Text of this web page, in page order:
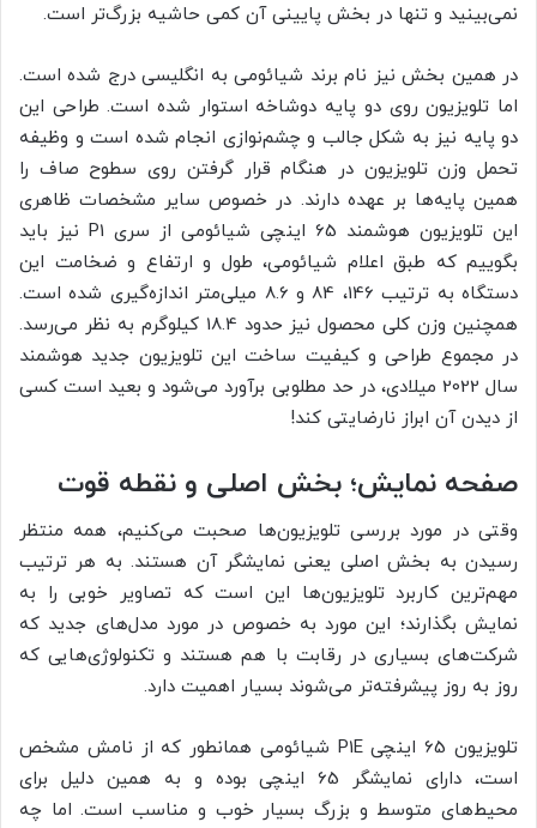
نمی‌بینید و تنها در بخش پایینی آن کمی حاشیه بزرگ‌تر است.
در همین بخش نیز نام برند شیائومی به انگلیسی درج شده است.
اما تلویزیون روی دو پایه دوشاخه استوار شده است. طراحی این
دو پایه نیز به شکل جالب و چشم‌نوازی انجام شده است و وظیفه
تحمل وزن تلویزیون در هنگام قرار گرفتن روی سطوح صاف را
همین پایه‌ها بر عهده دارند. در خصوص سایر مشخصات ظاهری
این تلویزیون هوشمند 65 اینچی شیائومی از سری P1 نیز باید
بگوییم که طبق اعلام شیائومی، طول و ارتفاع و ضخامت این
دستگاه به ترتیب 146، 84 و 8.6 میلی‌متر اندازه‌گیری شده است.
همچنین وزن کلی محصول نیز حدود 18.4 کیلوگرم به نظر می‌رسد.
در مجموع طراحی و کیفیت ساخت این تلویزیون جدید هوشمند
سال 2022 میلادی، در حد مطلوبی برآورد می‌شود و بعید است کسی
از دیدن آن ابراز نارضایتی کند!
صفحه نمایش؛ بخش اصلی و نقطه قوت
وقتی در مورد بررسی تلویزیون‌ها صحبت می‌کنیم، همه منتظر
رسیدن به بخش اصلی یعنی نمایشگر آن هستند. به هر ترتیب
مهم‌ترین کاربرد تلویزیون‌ها این است که تصاویر خوبی را به
نمایش بگذارند؛ این مورد به خصوص در مورد مدل‌های جدید که
شرکت‌های بسیاری در رقابت با هم هستند و تکنولوژی‌هایی که
روز به روز پیشرفته‌تر می‌شوند بسیار اهمیت دارد.
تلویزیون 65 اینچی P1E شیائومی همانطور که از نامش مشخص
است، دارای نمایشگر 65 اینچی بوده و به همین دلیل برای
محیط‌های متوسط و بزرگ بسیار خوب و مناسب است. اما چه